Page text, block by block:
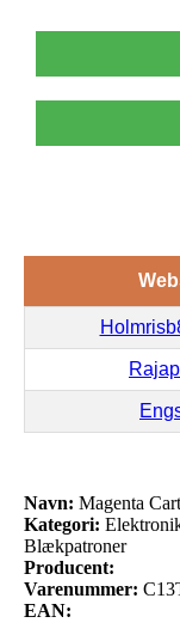
Navn: Magenta
Kategori:
Blækpatroner
Producent:
Varenummer:
EAN: